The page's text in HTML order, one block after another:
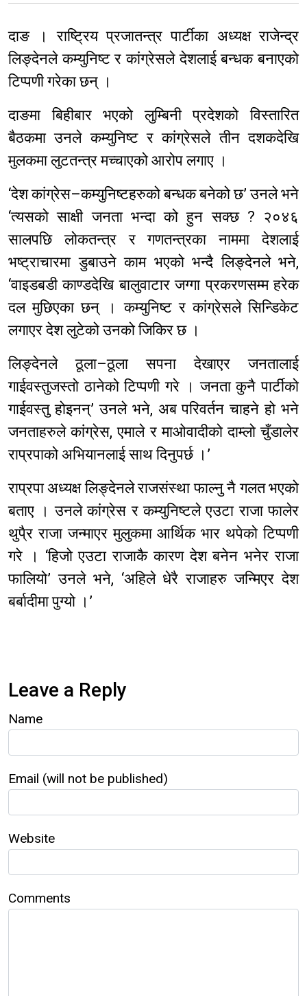
दाङ । राष्ट्रिय प्रजातन्त्र पार्टीका अध्यक्ष राजेन्द्र
लिङ्देनले कम्युनिष्ट र कांग्रेसले देशलाई बन्धक बनाएको
टिप्पणी गरेका छन् ।
दाङमा बिहीबार भएको लुम्बिनी प्रदेशको विस्तारित
बैठकमा उनले कम्युनिष्ट र कांग्रेसले तीन दशकदेखि
मुलकमा लुटतन्त्र मच्चाएको आरोप लगाए ।
‘देश कांग्रेस–कम्युनिष्टहरुको बन्धक बनेको छ’ उनले भने
‘त्यसको साक्षी जनता भन्दा को हुन सक्छ ? २०४६
सालपछि लोकतन्त्र र गणतन्त्रका नाममा देशलाई
भष्ट्राचारमा डुबाउने काम भएको भन्दै लिङ्देनले भने,
‘वाइडबडी काण्डदेखि बालुवाटार जग्गा प्रकरणसम्म हरेक
दल मुछिएका छन् । कम्युनिष्ट र कांग्रेसले सिन्डिकेट
लगाएर देश लुटेको उनको जिकिर छ ।
लिङ्देनले ठूला–ठूला सपना देखाएर जनतालाई
गाईवस्तुजस्तो ठानेको टिप्पणी गरे । जनता कुनै पार्टीको
गाईवस्तु होइनन्’ उनले भने, अब परिवर्तन चाहने हो भने
जनताहरुले कांग्रेस, एमाले र माओवादीको दाम्लो चुँडालेर
राप्रपाको अभियानलाई साथ दिनुपर्छ ।’
राप्रपा अध्यक्ष लिङ्देनले राजसंस्था फाल्नु नै गलत भएको
बताए । उनले कांग्रेस र कम्युनिष्टले एउटा राजा फालेर
थुपै्र राजा जन्माएर मुलुकमा आर्थिक भार थपेको टिप्पणी
गरे । ‘हिजो एउटा राजाकै कारण देश बनेन भनेर राजा
फालियो’ उनले भने, ‘अहिले धेरै राजाहरु जन्मिएर देश
बर्बादीमा पुग्यो ।’
Leave a Reply
Name
Email (will not be published)
Website
Comments